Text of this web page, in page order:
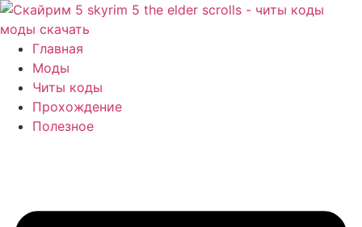
Перейти
к
содержимому
Главная
Моды
Читы коды
Прохождение
Полезное